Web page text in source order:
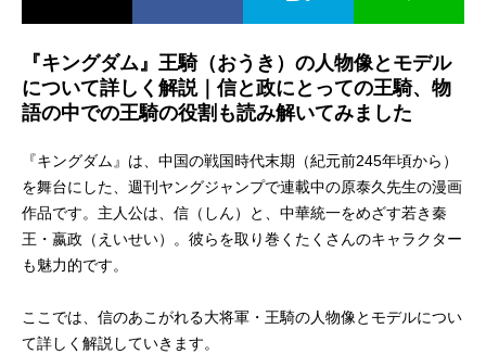
『キングダム』王騎（おうき）の人物像とモデル
について詳しく解説｜信と政にとっての王騎、物
語の中での王騎の役割も読み解いてみました
『キングダム』は、中国の戦国時代末期（紀元前245年頃から）
を舞台にした、週刊ヤングジャンプで連載中の原泰久先生の漫画
作品です。主人公は、信（しん）と、中華統一をめざす若き秦
王・嬴政（えいせい）。彼らを取り巻くたくさんのキャラクター
も魅力的です。
ここでは、信のあこがれる大将軍・王騎の人物像とモデルについ
て詳しく解説していきます。